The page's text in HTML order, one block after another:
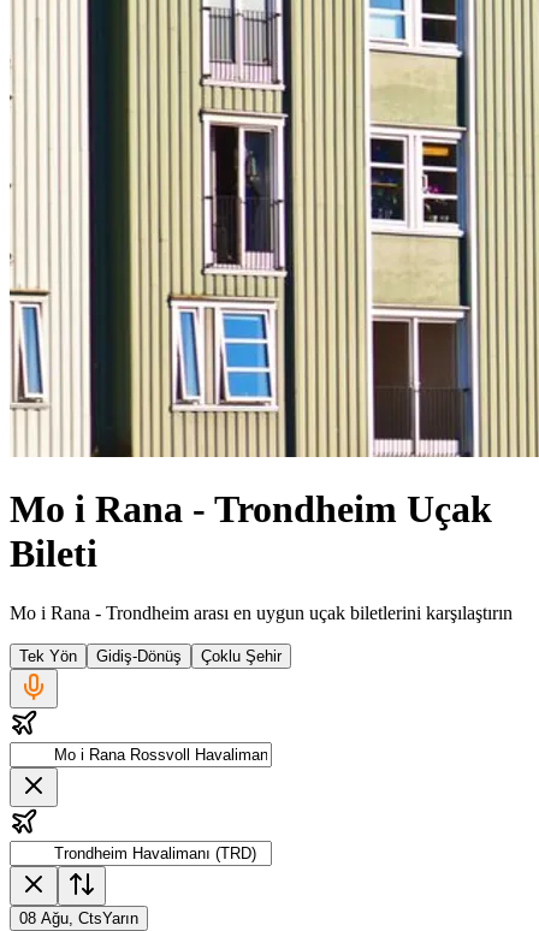
Mo i Rana - Trondheim Uçak
Bileti
Mo i Rana - Trondheim arası en uygun uçak biletlerini karşılaştırın
Tek Yön Gidiş-Dönüş Çoklu Şehir
08 Ağu, CtsYarın